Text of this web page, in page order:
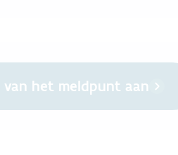
van het meldpunt aan